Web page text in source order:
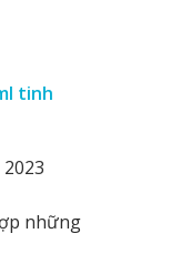
tinh
những